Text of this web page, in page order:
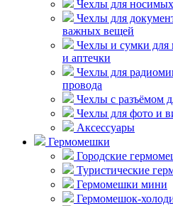
Чехлы для
Чехлы для
важных вещей
Чехлы и сумки для
и аптечки
Чехлы для
провода
Чехлы с разъёмом
Чехлы для фото и
Аксессуары
Гермомешки
Городские
Туристические
Гермомешки мини
Гермомешок-